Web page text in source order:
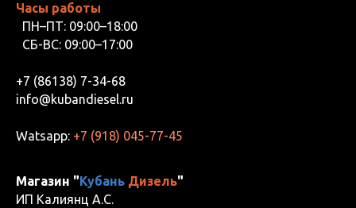
Часы работы
ПН–ПТ: 09:00–18:00
СБ-ВС: 09:00–17:00
+7 (86138) 7-34-68
info@kubandiesel.ru
Watsapp: +7 (918) 045-77-45
Магазин "Кубань Дизель"
ИП Калиянц А.С.